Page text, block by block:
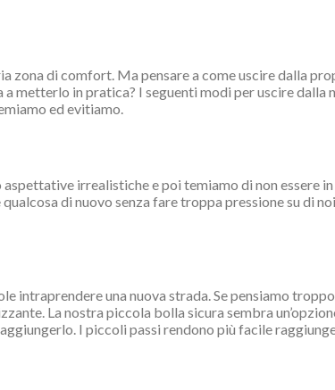
zona di comfort. Ma pensare a come uscire dalla
metterlo in pratica? I seguenti modi per uscire
ed evitiamo.
irrealistiche e poi temiamo di non
di nuovo senza fare troppa pressione su di
intraprendere una nuova strada. Se pensiamo
La nostra piccola bolla sicura sembra
I piccoli passi rendono più facile